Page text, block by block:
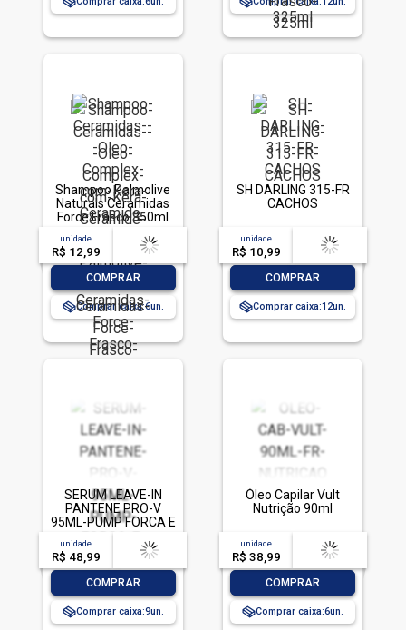
Shampoo Palmolive
Naturals Ceramidas
Force Frasco 350ml
unidade
R$ 12,99
acima de
-- --,--un.
COMPRAR
Comprar caixa:6
SH DARLING 315-FR
CACHOS
unidade
R$ 10,99
acima de
-- --,--un.
COMPRAR
Comprar caixa:12
SERUM LEAVE-IN
PANTENE PRO-V
95ML-PUMP FORCA E
NUTRICAO
unidade
R$ 48,99
acima de
-- --,--un.
COMPRAR
Comprar caixa:9
Óleo Capilar Vult
Nutrição 90ml
unidade
R$ 38,99
acima de
-- --,--un.
COMPRAR
Comprar caixa:6